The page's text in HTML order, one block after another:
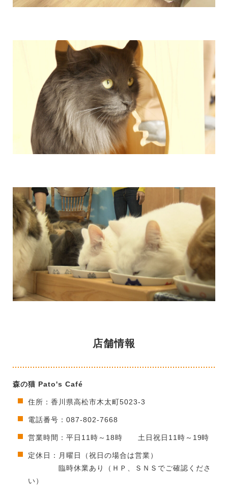
店舗情報
森の猫 Pato's Café
住所：香川県高松市木太町5023-3
電話番号：087-802-7668
営業時間：平日11時～18時 土日祝日11時～19時
定休日：月曜日（祝日の場合は営業）
臨時休業あり（ＨＰ、ＳＮＳでご確認くださ
い）